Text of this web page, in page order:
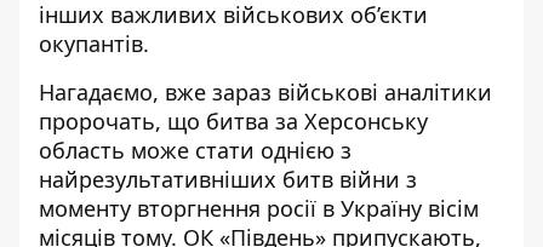
інших важливих військових об’єкти
окупантів.
Нагадаємо, вже зараз військові аналітики
пророчать, що битва за Херсонську
область може стати однією з
найрезультативніших битв війни з
моменту вторгнення росії в Україну вісім
місяців тому. ОК «Південь» припускають,